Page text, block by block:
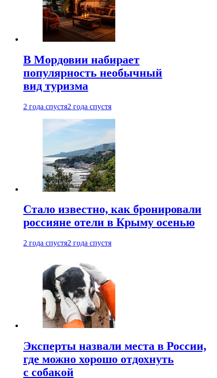
В Мордовии набирает
популярность необычный
вид туризма
2 года спустя2 года спустя
Стало известно, как бронировали
россияне отели в Крыму осенью
2 года спустя2 года спустя
Эксперты назвали места в России,
где можно хорошо отдохнуть
с собакой